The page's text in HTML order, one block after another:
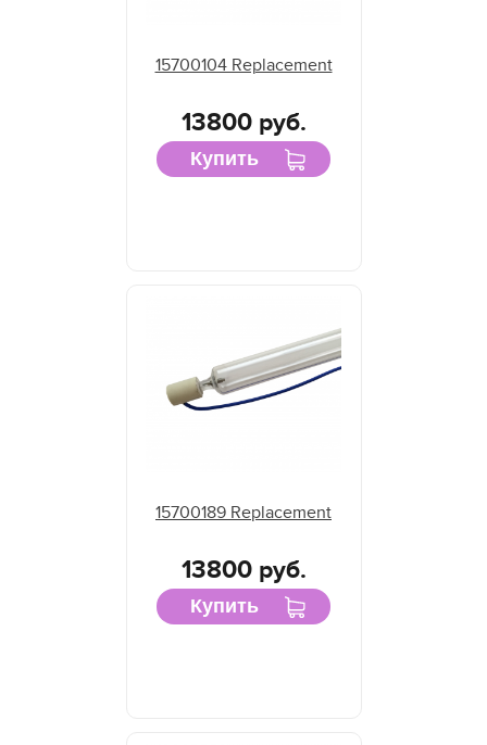
15700104 Replacement
13800 руб.
Купить
15700189 Replacement
13800 руб.
Купить